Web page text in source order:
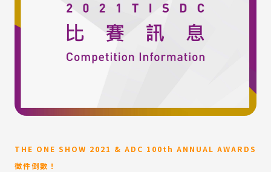
THE ONE SHOW 2021 & ADC 100th ANNUAL AWARDS
徵件倒數！